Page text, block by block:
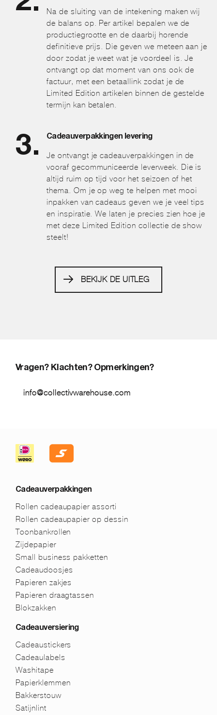
Na de sluiting van de intekening maken wij
de balans op. Per artikel bepalen we de
productiegrootte en de daarbij horende
definitieve prijs. Die geven we meteen aan je
door zodat je weet wat je voordeel is. Je
ontvangt op dat moment van ons ook de
factuur, met een betaallink zodat je de
Limited Edition artikelen binnen de gestelde
termijn kan betalen.
Cadeauverpakkingen levering
Je ontvangt je cadeauverpakkingen in de
vooraf gecommuniceerde leverweek. Die is
altijd ruim op tijd voor het seizoen of het
thema. Om je op weg te helpen met mooi
inpakken van cadeaus geven we je veel tips
en inspiratie. We laten je precies zien hoe je
met deze Limited Edition collectie de show
steelt!
BEKIJK DE UITLEG
Vragen? Klachten? Opmerkingen?
info@collectivwarehouse.com
Cadeauverpakkingen
Rollen cadeaupapier assorti
Rollen cadeaupapier op dessin
Toonbankrollen
Zijdepapier
Small business pakketten
Cadeaudoosjes
Papieren zakjes
Papieren draagtassen
Blokzakken
Cadeauversiering
Cadeaustickers
Cadeaulabels
Washitape
Papierklemmen
Bakkerstouw
Satijnlint